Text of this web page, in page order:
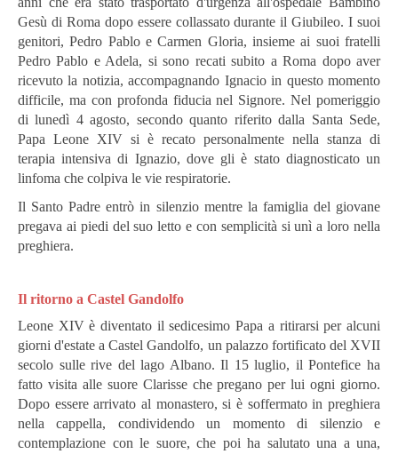
Gesù di Roma dopo essere collassato durante il Giubileo.I suoi
genitori, Pedro Pablo e Carmen Gloria, insieme ai suoi fratelli
Pedro Pablo e Adela, si sono recati subito a Roma dopo aver
ricevuto la notizia, accompagnando Ignacio in questo momento
difficile, ma con profonda fiducia nel Signore.Nel pomeriggio
di lunedì 4 agosto, secondo quanto riferito dalla Santa Sede,
Papa Leone XIV si è recato personalmente nella stanza di
terapia intensiva di Ignazio, dove gli è stato diagnosticato un
linfoma che colpiva le vie respiratorie.
Il Santo Padre entrò in silenzio mentre la famiglia del giovane
pregava ai piedi del suo letto e con semplicità si unì a loro nella
preghiera.
Il ritorno a Castel Gandolfo
Leone XIV è diventato il sedicesimo Papa a ritirarsi per alcuni
giorni d'estate a Castel Gandolfo, un palazzo fortificato del XVII
secolo sulle rive del lago Albano.Il 15 luglio, il Pontefice ha
fatto visita alle suore Clarisse che pregano per lui ogni giorno.
Dopo essere arrivato al monastero, si è soffermato in preghiera
nella cappella, condividendo un momento di silenzio e
contemplazione con le suore, che poi ha salutato una a una,